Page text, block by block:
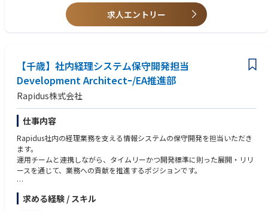
求人エントリー
【千歳】社内経理システム保守開発担当
Development Architectｰ/EA推進部
Rapidus株式会社
仕事内容
Rapidus社内の経理業務を支える情報システムの保守開発を担当いただき
ます。
運用チームと連携しながら、タイムリーかつ開発標準に則った展開・リリ
ースを通じて、業務への貢献を推進するポジションです。
・SAP S/4 HANAの開発・拡張
・SDLCに基づく開発及び開発標準の策定・運用
求める経験 / スキル